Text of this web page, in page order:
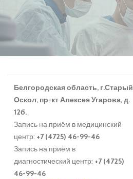
Белгородская область, г.Старый
Оскол, пр-кт Алексея Угарова, д.
12б.
Запись на приём в медицинский
центр: +7 (4725) 46-99-46
Запись на приём в
диагностический центр: +7 (4725)
46-99-46